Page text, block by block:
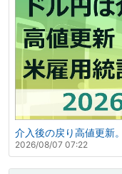
介入後の戻り高値更新
2026/08/07 07:22